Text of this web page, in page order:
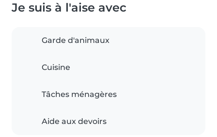
Je suis à l'aise avec
Garde d'animaux
Cuisine
Tâches ménagères
Aide aux devoirs